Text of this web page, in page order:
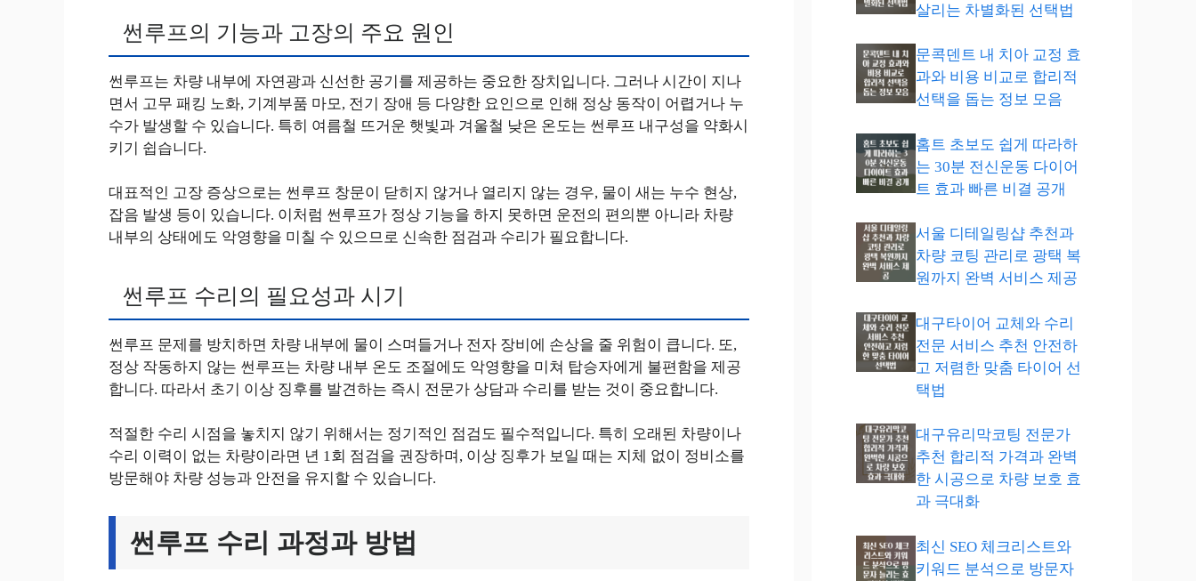
썬루프의 기능과 고장의 주요 원인
썬루프는 차량 내부에 자연광과 신선한 공기를 제공하는 중요한 장치입니다. 그러나 시간이 지나
면서 고무 패킹 노화, 기계부품 마모, 전기 장애 등 다양한 요인으로 인해 정상 동작이 어렵거나 누
수가 발생할 수 있습니다. 특히 여름철 뜨거운 햇빛과 겨울철 낮은 온도는 썬루프 내구성을 약화시
키기 쉽습니다.
대표적인 고장 증상으로는 썬루프 창문이 닫히지 않거나 열리지 않는 경우, 물이 새는 누수 현상,
잡음 발생 등이 있습니다. 이처럼 썬루프가 정상 기능을 하지 못하면 운전의 편의뿐 아니라 차량
내부의 상태에도 악영향을 미칠 수 있으므로 신속한 점검과 수리가 필요합니다.
썬루프 수리의 필요성과 시기
썬루프 문제를 방치하면 차량 내부에 물이 스며들거나 전자 장비에 손상을 줄 위험이 큽니다. 또,
정상 작동하지 않는 썬루프는 차량 내부 온도 조절에도 악영향을 미쳐 탑승자에게 불편함을 제공
합니다. 따라서 초기 이상 징후를 발견하는 즉시 전문가 상담과 수리를 받는 것이 중요합니다.
적절한 수리 시점을 놓치지 않기 위해서는 정기적인 점검도 필수적입니다. 특히 오래된 차량이나
수리 이력이 없는 차량이라면 년 1회 점검을 권장하며, 이상 징후가 보일 때는 지체 없이 정비소를
방문해야 차량 성능과 안전을 유지할 수 있습니다.
썬루프 수리 과정과 방법
살리는 차별화된 선택법
문콕덴트 내 치아 교정 효
과와 비용 비교로 합리적
선택을 돕는 정보 모음
홈트 초보도 쉽게 따라하
는 30분 전신운동 다이어
트 효과 빠른 비결 공개
서울 디테일링샵 추천과
차량 코팅 관리로 광택 복
원까지 완벽 서비스 제공
대구타이어 교체와 수리
전문 서비스 추천 안전하
고 저렴한 맞춤 타이어 선
택법
대구유리막코팅 전문가
추천 합리적 가격과 완벽
한 시공으로 차량 보호 효
과 극대화
최신 SEO 체크리스트와
키워드 분석으로 방문자